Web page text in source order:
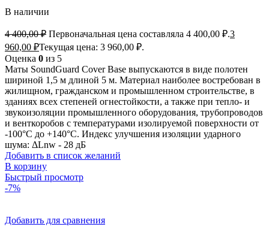
В наличии
4 400,00₽ Первоначальная цена составляла 4 400,00 ₽.3
960,00 ₽Текущая цена: 3 960,00 ₽.
Оценка 0 из 5
Маты SoundGuard Cover Base выпускаются в виде полотен
шириной 1,5 м длиной 5 м. Материал наиболее востребован в
жилищном, гражданском и промышленном строительстве, в
зданиях всех степеней огнестойкости, а также при тепло- и
звукоизоляции промышленного оборудования, трубопроводов
и венткоробов с температурами изолируемой поверхности от
-100°С до +140°С. Индекс улучшения изоляции ударного
шума: ΔLnw - 28 дБ
Добавить в список желаний
В корзину
Быстрый просмотр
-7%
Добавить для сравнения